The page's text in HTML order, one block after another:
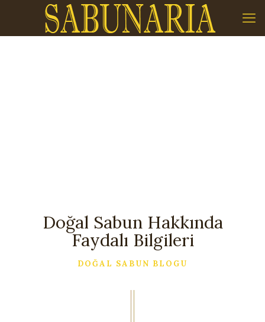
Doğal Sabun Hakkında
Faydalı Bilgileri
DOĞAL SABUN BLOGU